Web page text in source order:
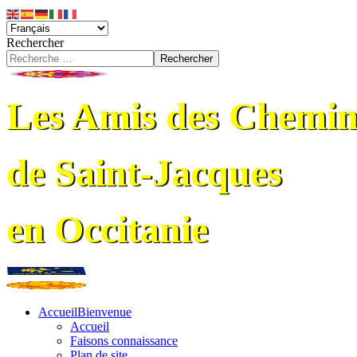
Rechercher
Rechercher
Les Amis des
de Saint-Jacques
en Occitanie
AccueilBienvenue
Accueil
Faisons connaissance